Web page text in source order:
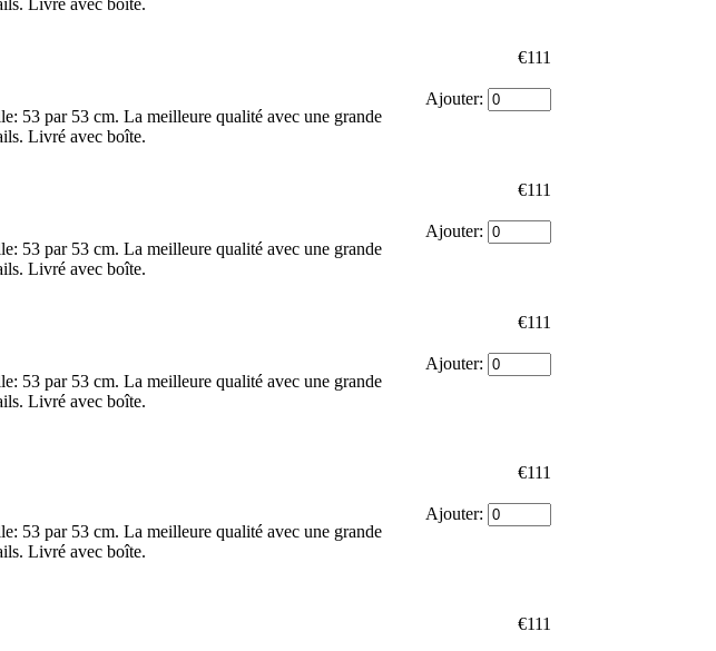
53 par 53 cm. La meilleure qualité avec une grande
Livré avec boîte.
€111
Ajouter:
53 par 53 cm. La meilleure qualité avec une grande
Livré avec boîte.
€111
Ajouter:
53 par 53 cm. La meilleure qualité avec une grande
Livré avec boîte.
€111
Ajouter:
53 par 53 cm. La meilleure qualité avec une grande
Livré avec boîte.
€111
Ajouter:
€111